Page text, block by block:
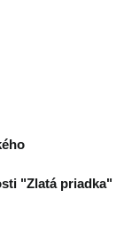
"Zlatá priadka"